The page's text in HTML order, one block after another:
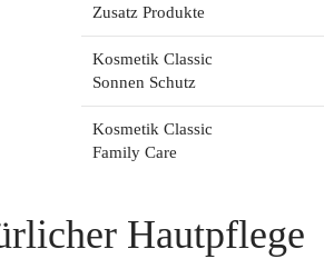
Zusatz Produkte
Kosmetik Classic
Sonnen Schutz
Kosmetik Classic
Family Care
Hautpflege